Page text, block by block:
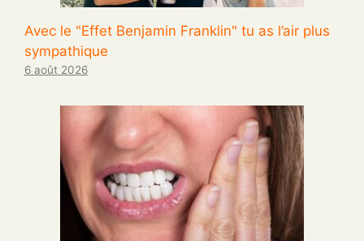
Avec le "Effet Benjamin Franklin" tu as l’air plus
sympathique
6 août 2026